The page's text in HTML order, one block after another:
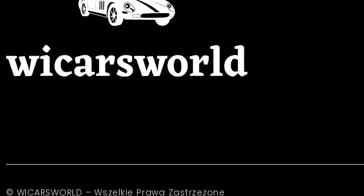
© WICARSWORLD – Wszelkie Prawa Zastrzeżone